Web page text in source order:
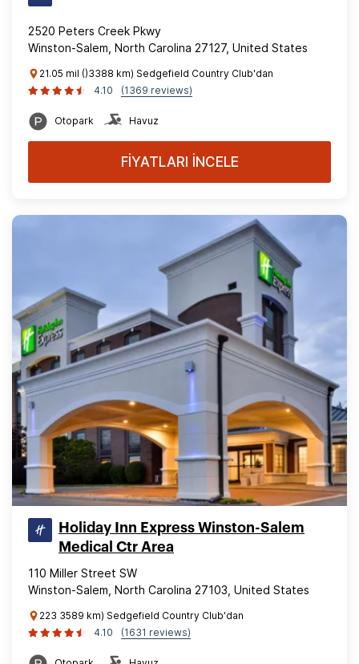
2520 Peters Creek Pkwy
Winston-Salem, North Carolina 27127, United States
21.05 mil ()3388 km) Sedgefield Country Club'dan
4.10
(1369 reviews)
Otopark Havuz
FİYATLARI İNCELE
Holiday Inn Express Winston-Salem
Medical Ctr Area
110 Miller Street SW
Winston-Salem, North Carolina 27103, United States
223 3589 km) Sedgefield Country Club'dan
4.10
(1631 reviews)